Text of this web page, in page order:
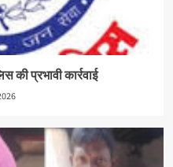
की प्रभावी कार्रवाई